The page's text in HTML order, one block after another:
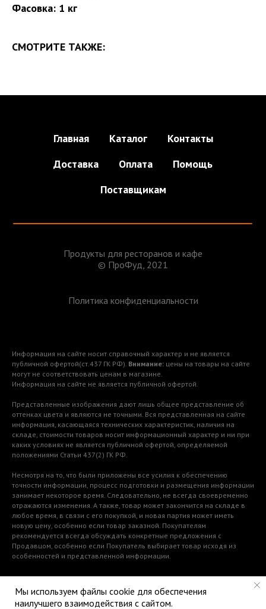
Фасовка: 1 кг
СМОТРИТЕ ТАКЖЕ:
Главная Каталог
Контакты
Доставка
Оплата
Помощь
Поставщикам
Продукты для ресторанов и кафе
© ПроФуд, 2021
Политика конфиденциальности
Информация на сайте носит справочный характер и не является
публичной офертой(ст.437 ГК РФ). Внимание: цены на товары на сайте
могут не соответствовать ценам в магазине.
Информация на сайте не является публичной офертой.
Представленные изображения дают лишь общее представление об
оттенках цвета и являются не точными. Вся представленная на сайте
информация, касающаяся технических характеристик, наличия на
складе, стоимости товаров носит информационный характер и ни при
каких условиях не является публичной офертой, определяемой
положениями Статьи 437(2) ГК РФ.
Несмотря на то, что были приложены все усилия к обеспечению
точности информации, процесс подготовки и размещения информации
занимает некоторое время. Следовательно, не всегда своевременно
отражаются изменения. А также, товар может закончится на складе в
любое время, в связи с его покупкой, и новая партия может иметь
новую цену, особенно если товар заказной. Покупателям
рекомендуется всегда обсуждать конкретные предложения с
Продавцом, особенно если Покупатель выбирает товар исходя из
особенностей и представленной информации.
Мы используем файлы cookie для обеспечения
наилучшего взаимодействия с сайтом.